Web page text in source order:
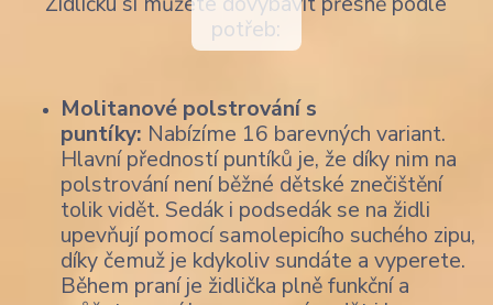
potřeb:
Molitanové polstrování s
puntíky: Nabízíme 16 barevných variant.
Hlavní předností puntíků je, že díky nim na
polstrování není běžné dětské znečištění
tolik vidět. Sedák i podsedák se na židli
upevňují pomocí samolepicího suchého zipu,
díky čemuž je kdykoliv sundáte a vyperete.
Během praní je židlička plně funkční a